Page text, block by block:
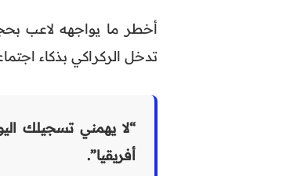
أخطر ما يواجهه لاعب
تدخل الركراكي بذكاء
“لا يهمني تسجيلك
أفريقيا”.